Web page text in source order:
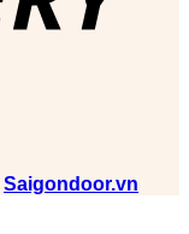
Saigondoor.vn